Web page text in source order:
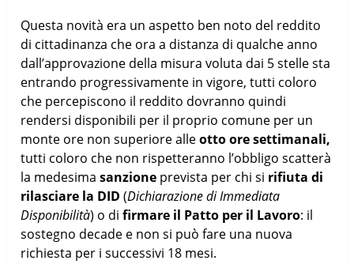
Questa novità era un aspetto ben noto del reddito
di cittadinanza che ora a distanza di qualche anno
dall’approvazione della misura voluta dai 5 stelle sta
entrando progressivamente in vigore, tutti coloro
che percepiscono il reddito dovranno quindi
rendersi disponibili per il proprio comune per un
monte ore non superiore alleotto ore settimanali,
tutti coloro che non rispetteranno l’obbligo scatterà
la medesimasanzione prevista per chi si rifiuta di
rilasciare la DID (Dichiarazione di Immediata
Disponibilità) o difirmare il Patto per il Lavoro: il
sostegno decade e non si può fare una nuova
richiesta per i successivi 18 mesi.